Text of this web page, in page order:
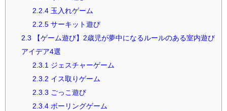
2.2.4玉入れゲーム
2.2.5サーキット遊び
2.3 【ゲーム遊び】2歳児が夢中になるルールのある室内遊び
アイデア4選
2.3.1ジェスチャーゲーム
2.3.2 イス取りゲーム
2.3.3 ごっこ遊び
2.3.4ボーリングゲーム